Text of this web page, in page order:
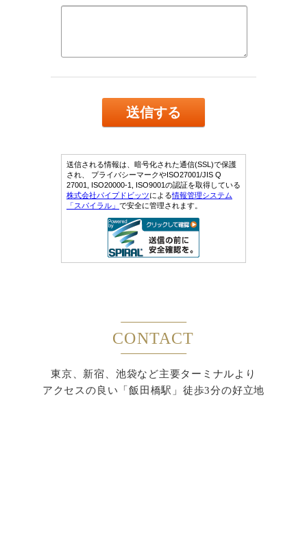
CONTACT
東京、新宿、池袋など主要ターミナルより
アクセスの良い「飯田橋駅」徒歩3分の好立地